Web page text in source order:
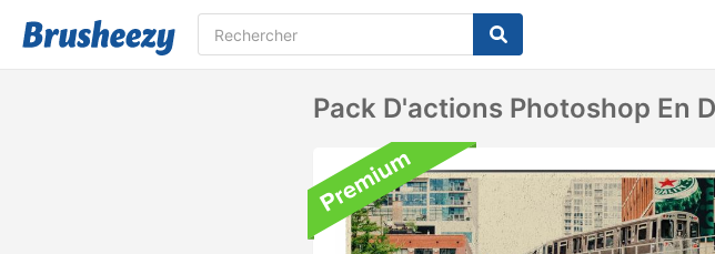
Pack D'actions Photoshop En